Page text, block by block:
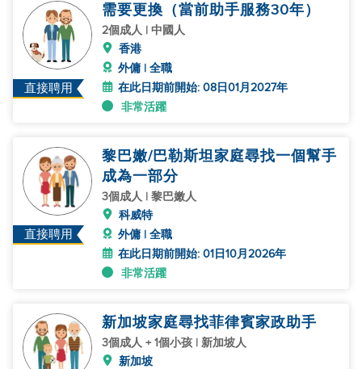
直接聘用
需要更換（當前助手服務30年）
2個成人 | 中國人
香港
外傭 | 全職
在此日期前開始: 08日01月2027年
非常活躍
直接聘用
黎巴嫩/巴勒斯坦家庭尋找一個幫手
成為一部分
3個成人 | 黎巴嫩人
科威特
外傭 | 全職
在此日期前開始: 01日10月2026年
非常活躍
新加坡家庭尋找菲律賓家政助手
3個成人 + 1個小孩 | 新加坡人
新加坡